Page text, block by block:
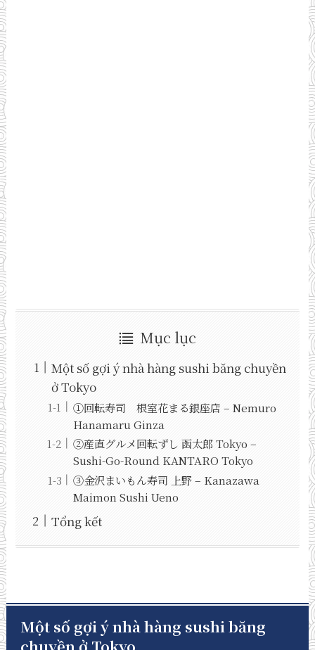
Mục lục
Một số gợi ý nhà hàng sushi băng chuyền
ở Tokyo
①回転寿司 根室花まる銀座店 – Nemuro
Hanamaru Ginza
②産直グルメ回転ずし 函太郎 Tokyo –
Sushi-Go-Round KANTARO Tokyo
③金沢まいもん寿司 上野 – Kanazawa
Maimon Sushi Ueno
Tổng kết
Một số gợi ý nhà hàng sushi băng